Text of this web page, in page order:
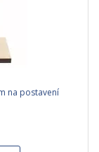
na postavení